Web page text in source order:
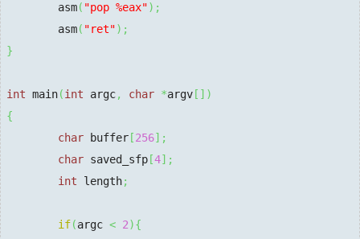
        asm
( "pop %eax") ;
        asm
( "ret") ;
}
int main(int argc, char *argv [ ] )
{
char buffer [256] ;
char saved_sfp [4] ;
int length;
if(argc < 2){